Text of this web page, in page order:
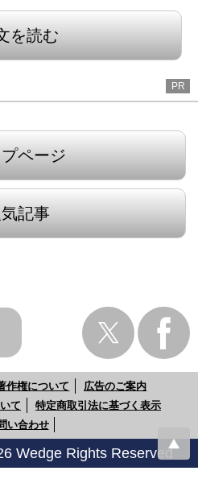
を読む
PR
プページ
気記事
作権について
広告のご案内
て
特定商取引法に基づく表示
い合わせ
Wedge Rights Reserved